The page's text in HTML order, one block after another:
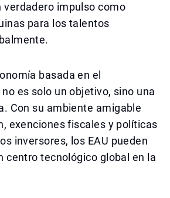
verdadero impulso como
para los talentos
basada en el
es solo un objetivo, sino una
Con su ambiente amigable
exenciones fiscales y políticas
inversores, los EAU pueden
centro tecnológico global en la